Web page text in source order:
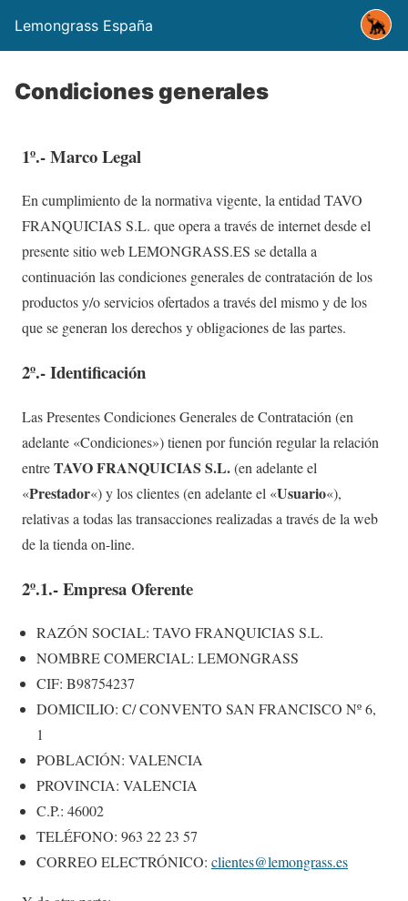
Lemongrass España
Condiciones generales
1º.- Marco Legal
En cumplimiento de la normativa vigente, la entidad TAVO
FRANQUICIAS S.L. que opera a través de internet desde el
presente sitio web LEMONGRASS.ES se detalla a
continuación las condiciones generales de contratación de los
productos y/o servicios ofertados a través del mismo y de los
que se generan los derechos y obligaciones de las partes.
2º.- Identificación
Las Presentes Condiciones Generales de Contratación (en
adelante «Condiciones») tienen por función regular la relación
entreTAVO FRANQUICIAS S.L.(en adelante el
«Prestador«) y los clientes (en adelante el «Usuario«),
relativas a todas las transacciones realizadas a través de la web
de la tienda on-line.
2º.1.- Empresa Oferente
RAZÓN SOCIAL: TAVO FRANQUICIAS S.L.
NOMBRE COMERCIAL: LEMONGRASS
CIF: B98754237
DOMICILIO: C/ CONVENTO SAN FRANCISCO Nº 6,
1
POBLACIÓN: VALENCIA
PROVINCIA: VALENCIA
C.P.: 46002
TELÉFONO: 963 22 23 57
CORREO ELECTRÓNICO: clientes@lemongrass.es